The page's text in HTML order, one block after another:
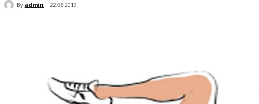
By admin 22.05.2019